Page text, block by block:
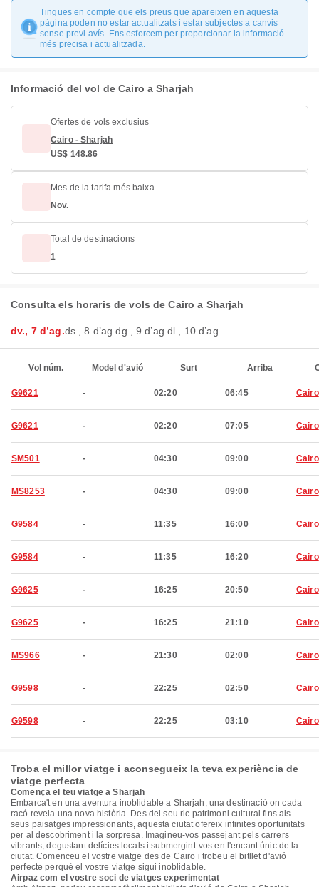
Tingues en compte que els preus que apareixen en aquesta
pàgina poden no estar actualitzats i estar subjectes a canvis
sense previ avís. Ens esforcem per proporcionar la informació
més precisa i actualitzada.
Informació del vol de Cairo a Sharjah
Ofertes de vols exclusius
Cairo - Sharjah
US$ 148.86
Mes de la tarifa més baixa
Nov.
Total de destinacions
1
Consulta els horaris de vols de Cairo a Sharjah
dv., 7 d’ag.ds., 8 d’ag.dg., 9 d’ag.dl., 10 d’ag.
Vol núm. Model d'avió Surt Arriba
G9621 - 02:20 06:45 Cairo
G9621 - 02:20 07:05 Cairo
SM501 - 04:30 09:00 Cairo
MS8253 - 04:30 09:00 Cairo
G9584 - 11:35 16:00 Cairo
G9584 - 11:35 16:20 Cairo
G9625 - 16:25 20:50 Cairo
G9625 - 16:25 21:10 Cairo
MS966 - 21:30 02:00 Cairo
G9598 - 22:25 02:50 Cairo
G9598 - 22:25 03:10 Cairo
Troba el millor viatge i aconsegueix la teva experiència de
viatge perfecta
Comença el teu viatge a Sharjah
Embarca't en una aventura inoblidable a Sharjah, una destinació on cada
racó revela una nova història. Des del seu ric patrimoni cultural fins als
seus paisatges impressionants, aquesta ciutat ofereix infinites oportunitats
per al descobriment i la sorpresa. Imagineu-vos passejant pels carrers
vibrants, degustant delícies locals i submergint-vos en l'encant únic de la
ciutat. Comenceu el vostre viatge des de Cairo i trobeu el bitllet d'avió
perfecte perquè el vostre viatge sigui inoblidable.
Airpaz com el vostre soci de viatges experimentat